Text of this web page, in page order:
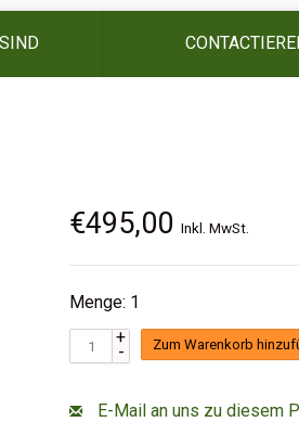
€495,00Inkl. MwSt.
Menge: 1
+
- Zum Warenkorb
E-Mail an uns zu diesem